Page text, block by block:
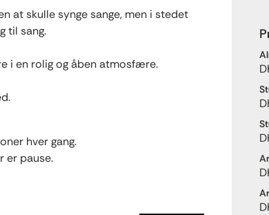
at skulle synge sange, men i stedet
til sang.
i en rolig og åben atmosfære.
hver gang.
er pause.